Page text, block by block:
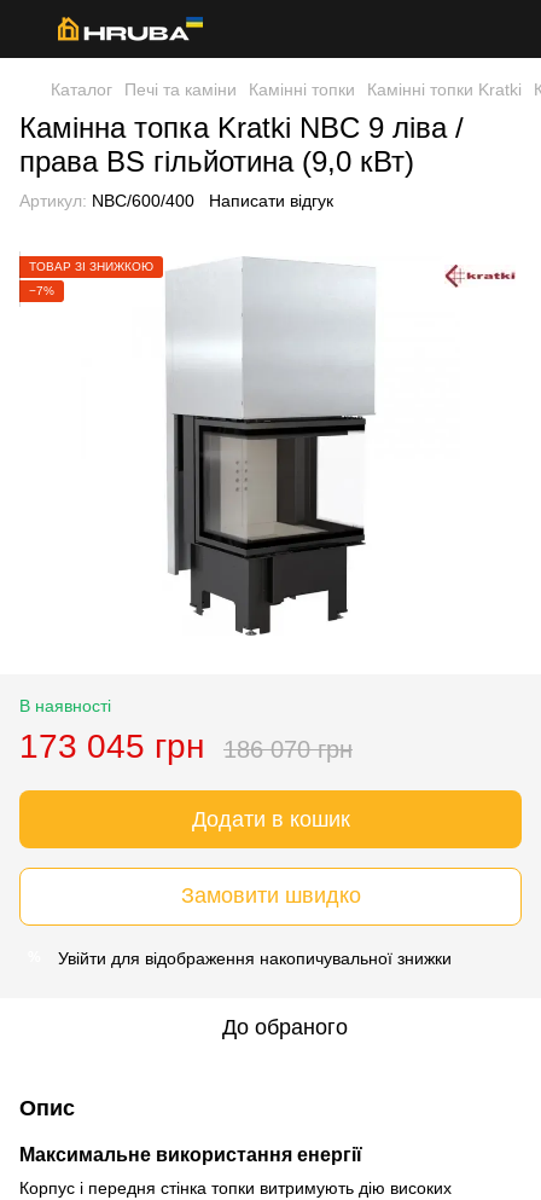
Каталог Печі та каміни Камінні топки Камінні топки Kratki
Камінна топка Kratki NBC 9 ліва /
права BS гільйотина (9,0 кВт)
Артикул: NBC/600/400 Написати відгук
ТОВАР ЗІ ЗНИЖКОЮ
−7%
В наявності
173 045 грн 186 070 грн
Додати в кошик
Замовити швидко
Увійти для відображення накопичувальної знижки
До обраного
Опис
Максимальне використання енергії
Корпус і передня стінка топки витримують дію високих